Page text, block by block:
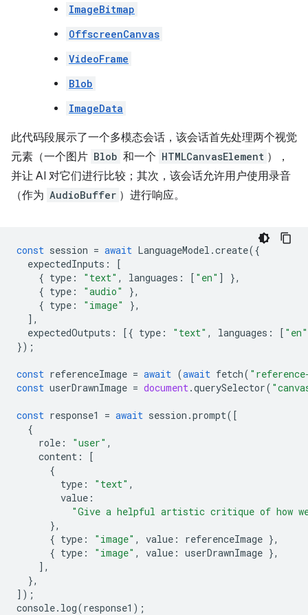
ImageBitmap
OffscreenCanvas
VideoFrame
Blob
ImageData
此代码段展示了一个多模态会话，该会话首先处理两个视觉
元素（一个图片 Blob 和一个 HTMLCanvasElement ），
并让 AI 对它们进行比较；其次，该会话允许用户使用录音
（作为 AudioBuffer ）进行响应。
const session = await LanguageModel .create({
expectedInputs :
[
{ type : "text" , languages : [ "en" ]
},
{ type : "audio"
},
{ type : "image"
},
],
expectedOutputs : [{ type : "text" , languages : [ "en"
});
const referenceImage = await (await fetch(
const userDrawnImage = document.querySelector(
const response1 = await session .prompt([
{
role : "user" ,
content :
[
{
type : "text" ,
value :
"Give a helpful artistic critique of how
},
{ type : "image" , value : referenceImage },
{ type : "image" , value : userDrawnImage },
],
},
]);
console. log(response1 );